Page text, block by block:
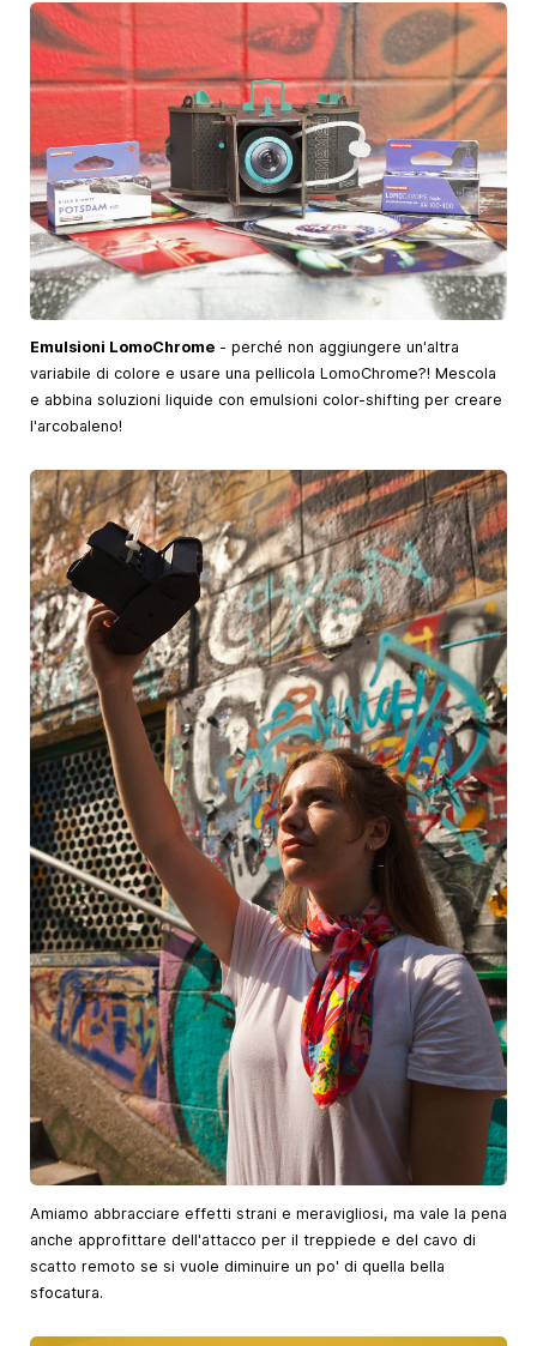
Emulsioni LomoChrome - perché non aggiungere un'altra
variabile di colore e usare una pellicola LomoChrome?! Mescola
e abbina soluzioni liquide con emulsioni color-shifting per creare
l'arcobaleno!
Amiamo abbracciare effetti strani e meravigliosi, ma vale la pena
anche approfittare dell'attacco per il treppiede e del cavo di
scatto remoto se si vuole diminuire un po' di quella bella
sfocatura.